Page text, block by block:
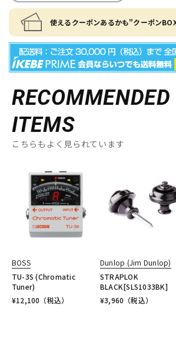
使えるクーポンあるかも"クーポン
RECOMMENDED
ITEMS
こちらもよく見られています
BOSS
TU-3S (Chromatic
Tuner)
¥12,100 （税込）
Dunlop (Jim Dunlop)
STRAPLOK
BLACK[SLS1033BK]
¥3,960 （税込）